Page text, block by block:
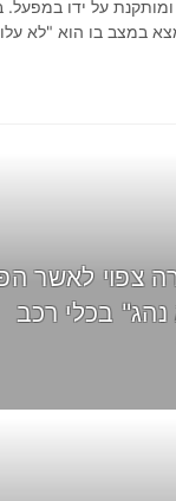
על ידו במפעל.
במצב בו הוא "לא
צפוי לאשר
בכלי רכב